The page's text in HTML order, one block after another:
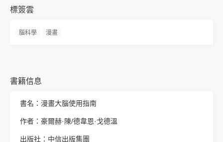
標簽雲
腦科學 漫畫
書籍信息
書名：漫畫大腦使用指南
作者：豪爾赫·陳/德韋恩·戈德溫
出版社：中信出版集團